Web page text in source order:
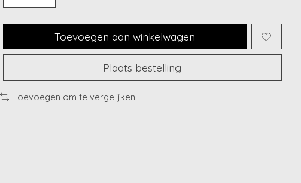
Toevoegen aan winkelwagen
Plaats bestelling
Toevoegen om te vergelijken